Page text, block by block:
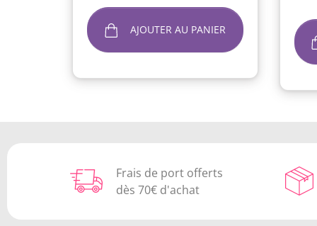
AJOUTER AU PANIER
Frais de port offerts
dès 70€ d'achat